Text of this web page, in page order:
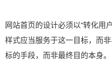
网站首页的设计必须以“转化用
样式应当服务于这一目标，而
标的手段，而非最终目的本身。